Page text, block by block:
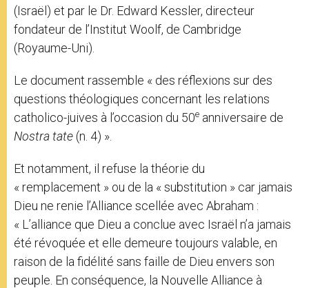
(Israël) et par le Dr. Edward Kessler, directeur
fondateur de l’Institut Woolf, de Cambridge
(Royaume-Uni).
Le document rassemble « des réflexions sur des
questions théologiques concernant les relations
catholico-juives à l’occasion du 50e anniversaire de
Nostra ӕtate (n. 4) ».
Et notamment, il refuse la théorie du
« remplacement » ou de la « substitution » car jamais
Dieu ne renie l’Alliance scellée avec Abraham :
« L’alliance que Dieu a conclue avec Israël n’a jamais
été révoquée et elle demeure toujours valable, en
raison de la fidélité sans faille de Dieu envers son
peuple. En conséquence, la Nouvelle Alliance à